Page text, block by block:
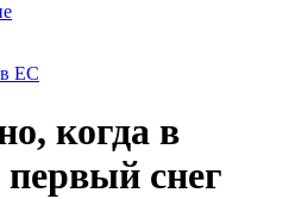
ЕС
когда в
снег